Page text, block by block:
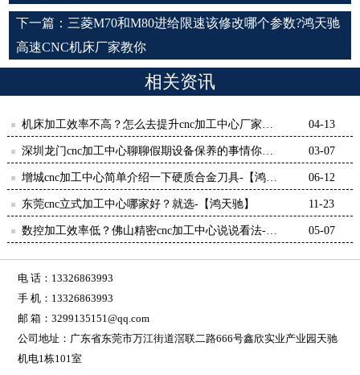
下一篇： 三菱M70和M80进给限速该修改哪个参数?鸿天驰
高速CNC机床厂家教你
相关资讯
机床加工效率不高？怎么去提升cnc加工中心厂家说
说看法-鸿天驰
04-13
深圳龙门cnc加工中心聊聊假期设备保养的事情你做
对了吗-【鸿天驰】
03-07
增城cnc加工中心简单介绍一下硬质合金刀具-【鸿天
驰】
06-12
东莞cnc立式加工中心哪家好？就选-【鸿天驰】 11-23
数控加工效率低？佛山精密cnc加工中心说说看法-
05-07
电 话：13326863993
手 机：13326863993
邮 箱：3299135151@qq.com
公司地址：广东省东莞市万江街道滘联二路666号鑫欣实业产业园天驰
机电1栋101室